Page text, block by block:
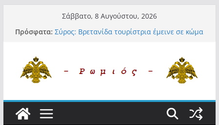
περιεχόμενο
Σάββατο, 8 Αυγούστου, 2026
Πρόσφατα: Σύρος: Βρετανίδα τουρίστρια έμεινε σε κώμα
Οι ρυθμιστές – Σαμαράς και Κασιδιάρης θα
πάρουν αθροιστικά 15%… προκαλούν δίνη
στο σύστημα και η συνεργασία με Le Pen
«Ελπίδα για Δημοκρατία» σε ΜΜΕ: «Στόχος
είναι το Κίνημα της Μ.Καρυστιανού και όχι
το διεφθαρμένο σύστημα εξουσίας»